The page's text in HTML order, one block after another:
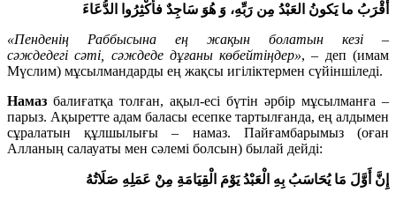
أَقْرَبُ ما يَكونُ العَبْدُ مِن رَبِّهِ، وَ هُوَ سَاجِدٌ فأَكْثِرُوا الدُّعَاءَ
«Пенденің Раббысына ең жақын болатын кезі –
сәждедегісәті, сәждеде дұғаны көбейтіңдер», ­­­­­­­– деп (имам
Мүслим) мұсылмандарды ең жақсы игіліктермен сүйіншіледі.
Намаз балиғатқа толған, ақыл-есі бүтін әрбір мұсылманға –
парыз. Ақы­рет­те адам ба­ла­сы есеп­ке тар­тыл­ған­да, ең ал­ды­мен
сұралатын құлшылығы – на­маз. Пай­ғам­ба­ры­мыз (оған
Алланың салауаты мен сәлемі болсын) бы­лай дейді:
إِنَّ أَوَّلَ مَا يُحَاسَبُ بِهِ الْعَبْدُ يَوْمَ الْقِيَامَةِ مِنْ عَمَلِهِ صَلَاتُهُ